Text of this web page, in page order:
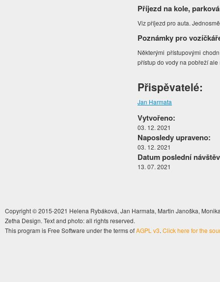
Příjezd na kole,
Viz příjezd pro auta.
Poznámky pro
Některými přístupovými
přístup do vody na pobřeží
Přispěvatelé:
Jan Harmata
Vytvořeno:
03. 12. 2021
Naposledy upraveno:
03. 12. 2021
Datum poslední
13. 07. 2021
Copyright © 2015-2021 Helena Rybáková, Jan Harmata, Martin Janoška,
Zetha Design. Text and photo: all rights reserved.
This program is Free Software under the terms ofAGPL v3. Click here for the